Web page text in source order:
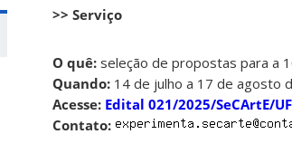
>> Serviço
O quê: seleção de propostas para a
Quando: 14 de julho a 17 de agosto
Acesse: Edital 021/2025/SeCArtE/
Contato: